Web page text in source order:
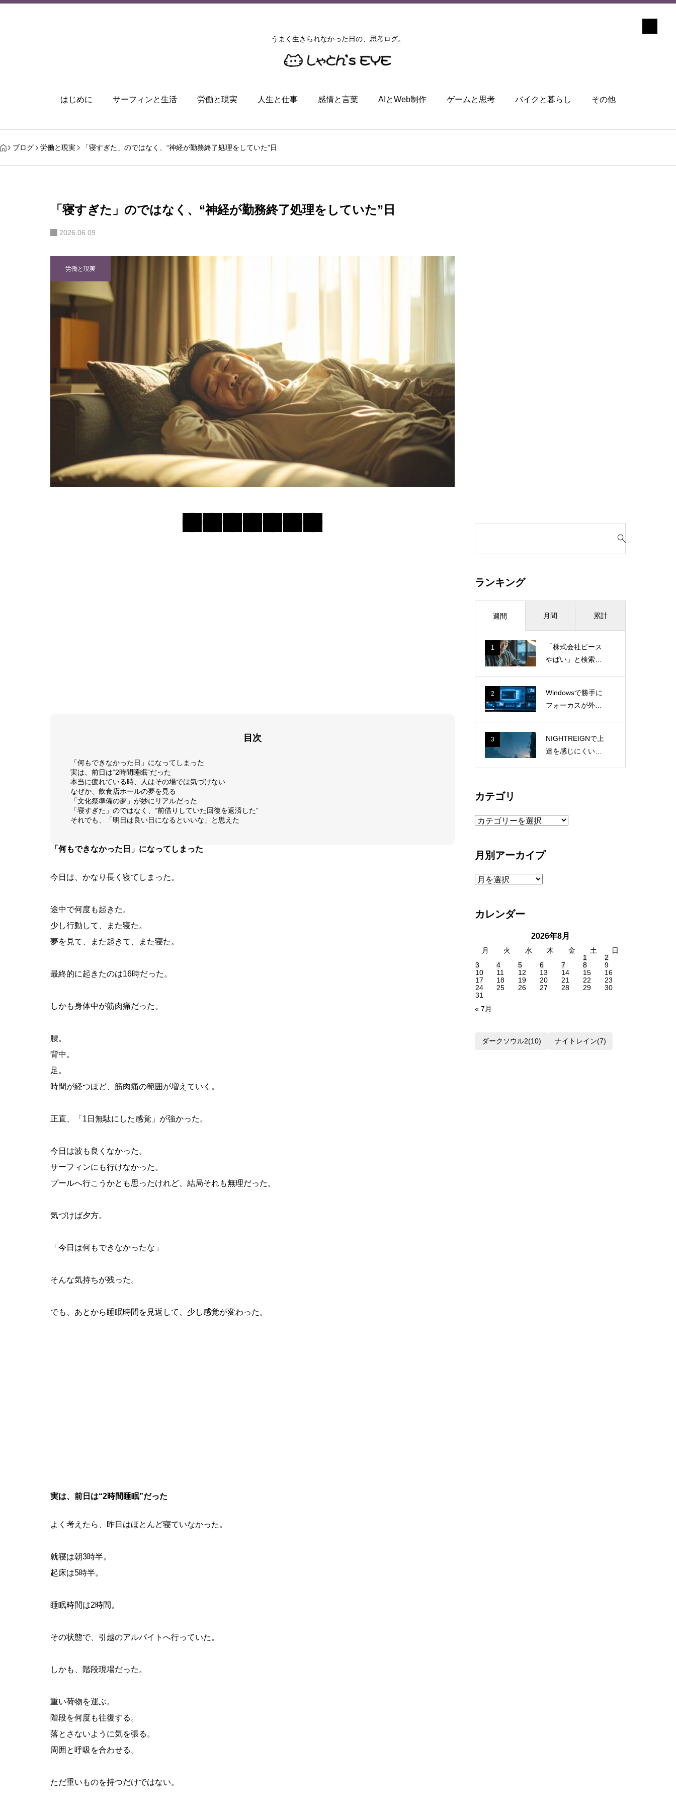
うまく生きられなかった日の、思考ログ。
はじめに サーフィンと生活 労働と現実 人生と仕事 感情と言葉 AIとWeb制作 ゲームと思考 バイクと暮らし その他
ブログ 労働と現実 「寝すぎた」のではなく、“神経が勤務終了処理をしていた”日
「寝すぎた」のではなく、“神経が勤務終了処理をしていた”日
2026.06.09
労働と現実
目次
「何もできなかった日」になってしまった
実は、前日は“2時間睡眠”だった
本当に疲れている時、人はその場では気づけない
なぜか、飲食店ホールの夢を見る
「文化祭準備の夢」が妙にリアルだった
「寝すぎた」のではなく、“前借りしていた回復を返済した”
それでも、「明日は良い日になるといいな」と思えた
「何もできなかった日」になってしまった
今日は、かなり長く寝てしまった。
途中で何度も起きた。
少し行動して、また寝た。
夢を見て、また起きて、また寝た。
最終的に起きたのは16時だった。
しかも身体中が筋肉痛だった。
腰。
背中。
足。
時間が経つほど、筋肉痛の範囲が増えていく。
正直、「1日無駄にした感覚」が強かった。
今日は波も良くなかった。
サーフィンにも行けなかった。
プールへ行こうかとも思ったけれど、結局それも無理だった。
気づけば夕方。
「今日は何もできなかったな」
そんな気持ちが残った。
でも、あとから睡眠時間を見返して、少し感覚が変わった。
実は、前日は“2時間睡眠”だった
よく考えたら、昨日はほとんど寝ていなかった。
就寝は朝3時半。
起床は5時半。
睡眠時間は2時間。
その状態で、引越のアルバイトへ行っていた。
しかも、階段現場だった。
重い荷物を運ぶ。
階段を何度も往復する。
落とさないように気を張る。
周囲と呼吸を合わせる。
ただ重いものを持つだけではない。
対
:ランキング
週間 月間 累計
1
「株式会社ピース
やばい」と検索し
人社長の本音
2
Windowsで勝手に
フォーカスが外れ
ktopとmsrdc.exe
の切り分け記録
3
NIGHTREIGNで上
達を感じにくい理
カテゴリ
カ
リ
月別アーカイプ
月
ー
カレンダー
2026年8月
月 火 水 木 金 土
日
1
2
3
4 5 6 7 8
9
10
11 12 13 14 15
16
17
18 19 20 21 22
23
24
25 26 27 28 29
30
31
« 7月
ダークソウル2(10) ナイトレイン(7)